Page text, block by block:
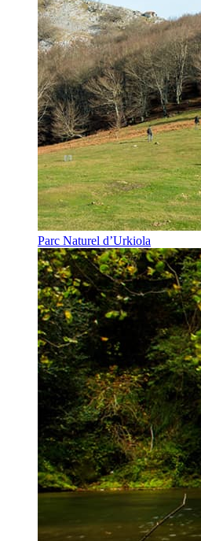
Parc Naturel d’Urkiola